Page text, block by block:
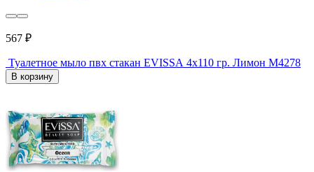
567 ₽
Туалетное мыло пвх стакан EVISSА 4x110 гр. Лимон М4278
В корзину